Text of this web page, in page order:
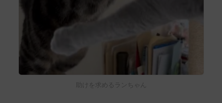
助けを求めるランちゃん